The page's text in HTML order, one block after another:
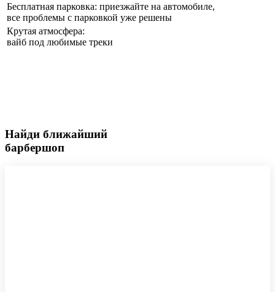
Бесплатная парковка: приезжайте на автомобиле,
все проблемы с парковкой уже решены
Крутая атмосфера:
вайб под любимые треки
Найди ближайший
барбершоп